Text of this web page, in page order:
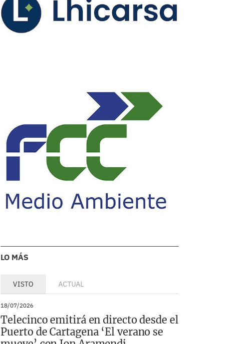
LO MÁS
VISTO ACTUAL
18/07/2026
Telecinco emitirá en directo desde el
Puerto de Cartagena ‘El verano se